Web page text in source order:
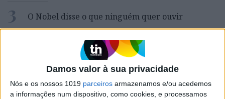
Damos valor à sua privacidade
Nós e os nossos 1019 parceiros armazenamos e/ou acedemos
a informações num dispositivo, como cookies, e processamos
3 O Nobel disse o que ninguém quer ouvir
Celebridades que viram os seus vídeos íntimos na
5
Como funcionam os apoios para comprar casa
antes dos 35 anos